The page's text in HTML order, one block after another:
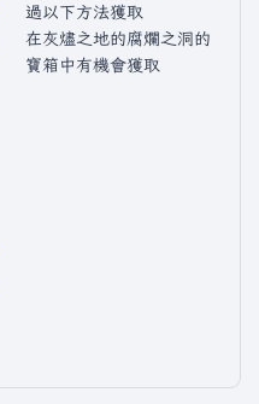
過以下方法獲取
在灰燼之地的腐爛之洞的
寶箱中有機會獲取